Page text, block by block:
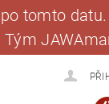
tomto